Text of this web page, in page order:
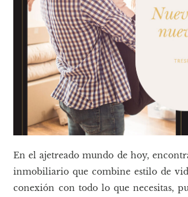
En el ajetreado mundo de hoy,
inmobiliario que combine estilo de
conexión con todo lo que necesitas,